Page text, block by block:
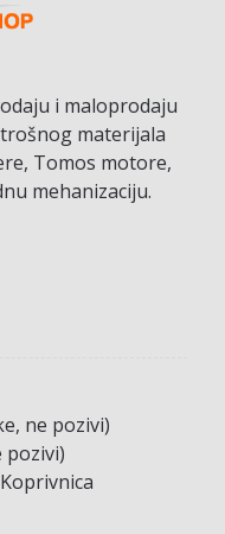
i maloprodaju
materijala
Tomos motore,
mehanizaciju.
ne pozivi)
pozivi)